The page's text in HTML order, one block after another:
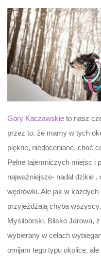
Góry Kaczawskie to nasz
przez to, że mamy w tych
piękne, niedoceniane, choć
Pełne tajemniczych miejsc i
najważniejsze- nadal dzikie
wędrówki. Ale jak w
przyjeżdżają chyba
Myśliborski. Blisko Jarowa,
wybierany w celach
omijam tego typu okolice,